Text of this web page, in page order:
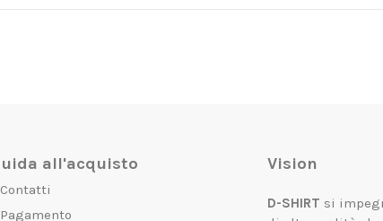
all'acquisto
Contatti
Pagamento
Vision
D-SHIRT si